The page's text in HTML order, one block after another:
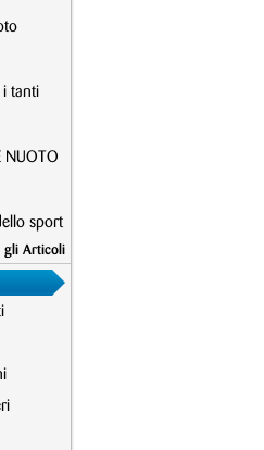
i tanti
NUOTO
sport
gli Articoli